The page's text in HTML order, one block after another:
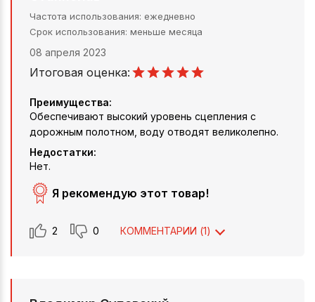
Частота использования ежедневно
Срок использования меньше месяца
08 апреля 2023
Итоговая оценка:
Преимущества:
Обеспечивают высокий уровень сцепления с
дорожным полотном, воду отводят великолепно.
Недостатки:
Нет.
Я рекомендую этот товар!
2 0 КОММЕНТАРИИ (1)